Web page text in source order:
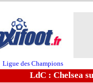
Ligue des Champions
LdC : Chelsea